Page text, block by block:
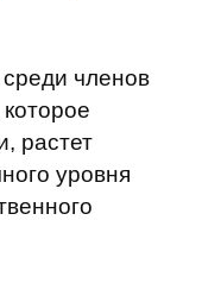
членов
растет
уровня